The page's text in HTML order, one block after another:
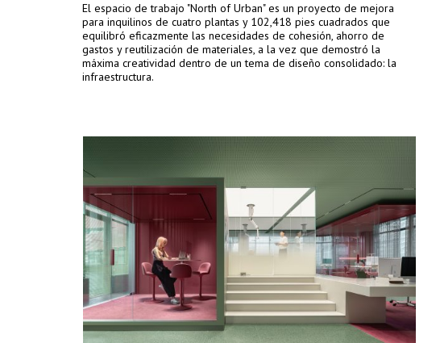
El espacio de trabajo "North of Urban" es un proyecto de mejora
para inquilinos de cuatro plantas y 102,418 pies cuadrados que
equilibró eficazmente las necesidades de cohesión, ahorro de
gastos y reutilización de materiales, a la vez que demostró la
máxima creatividad dentro de un tema de diseño consolidado: la
infraestructura.